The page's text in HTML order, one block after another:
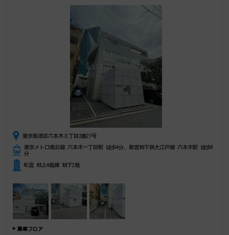
東京都港区六本木３丁目3番27号
東京メトロ南北線 六本木一丁目駅 徒歩4分、都営地下鉄大江戸線 六本木駅 徒歩6
分
RC造 地上4階建 地下2階
募集フロア